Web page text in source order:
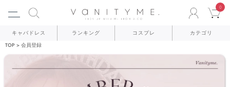
0
キャバドレス ランキング コスプレ カテゴリ
TOP 会員登録